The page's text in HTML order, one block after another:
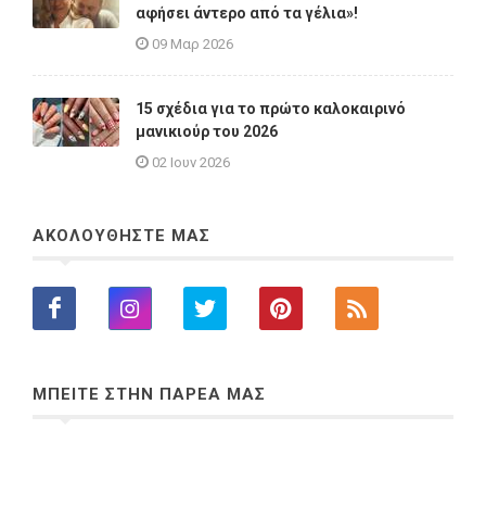
αφήσει άντερο από τα γέλια»!
09 Μαρ 2026
15 σχέδια για το πρώτο καλοκαιρινό
μανικιούρ του 2026
02 Ιουν 2026
ΑΚΟΛΟΥΘΗΣΤΕ ΜΑΣ
ΜΠΕΙΤΕ ΣΤΗΝ ΠΑΡΕΑ ΜΑΣ